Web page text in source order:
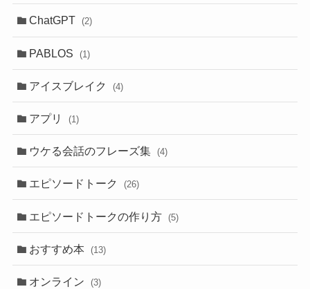
ChatGPT (2)
PABLOS (1)
アイスブレイク (4)
アプリ (1)
ウケる会話のフレーズ集 (4)
エピソードトーク (26)
エピソードトークの作り方 (5)
おすすめ本 (13)
オンライン (3)